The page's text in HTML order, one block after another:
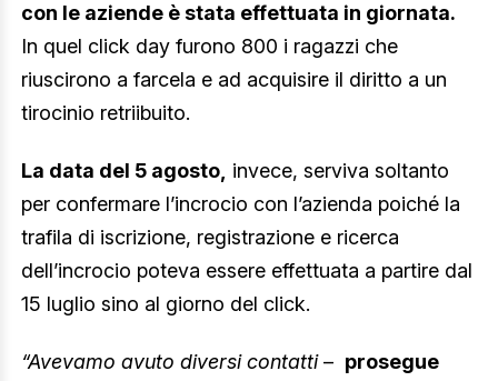
con le aziende è stata effettuata in giornata.
In quel click day furono 800 i ragazzi che
riuscirono a farcela e ad acquisire il diritto a un
tirocinio retriibuito.
La data del 5 agosto, invece, serviva soltanto
per confermare l’incrocio con l’azienda poiché la
trafila di iscrizione, registrazione e ricerca
dell’incrocio poteva essere effettuata a partire dal
15 luglio sino al giorno del click.
“Avevamo avuto diversi contatti– prosegue